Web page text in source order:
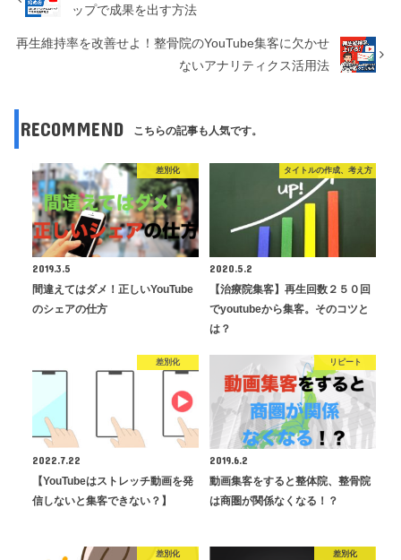
ップで成果を出す方法
再生維持率を改善せよ！整骨院のYouTube集客に欠かせ
ないアナリティクス活用法
RECOMMEND こちらの記事も人気です。
差別化
2019.3.5
間違えてはダメ！正しいYouTube
のシェアの仕方
タイトルの作成、考え方
2020.5.2
【治療院集客】再生回数２５０回
でyoutubeから集客。そのコツと
は？
差別化
2022.7.22
【YouTubeはストレッチ動画を発
信しないと集客できない？】
リピート
2019.6.2
動画集客をすると整体院、整骨院
は商圏が関係なくなる！？
差別化 差別化